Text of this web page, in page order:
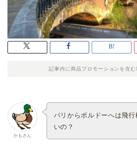
記事内に商品プロモーションを含
かもさん
パリからボルドーへは飛
いの？